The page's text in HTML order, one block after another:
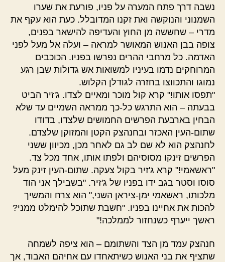
נשבה דרך פתח המערה על פניו, פורעת את שערו
השמנוני והנוקשה ואת זקנו המדובלל. כעת הוא עקף את
מדרי – שחששה מן החוץ והעדיפה להישאר בפנים,
צופה בבן האנוש המאושר למראה – ועלה אל מעל לפני
האדמה. כל מרחבי ההרים נפרשו בפניו. הכוכבים
המרוחקים נדמו בעיניו למשואות אש גדולות שבן רגע
נמוגו והתכווצו בחזרה לגודלן הקלוש.
"תפסו אותו!" קרא קול מוכר ומאיים לצדו. ג'זיר הביט
בבעתה – הוא התרגש כל-כך ממראה השמיים עד שלא
הבחין בארבעת הפרשים החמושים שלצדו, בדודו
שתום-העין האכזר ובחנהצק הקטן והמזוקן שלצדם.
לחנהצק הוא לא שם לב גם לאחר מכן, מכיוון ששני
הפרשים זינקו מסוסיהם ולפתו אותו, אחד מכל צד.
"ראשאמי!" קרא ג'זיר בקול צעקה. שתום-העין זינק מעל
סוסו וסטר בגב ידו בפניו של ג'זיר. "בשבילך אני הוד
מלכותו, ראשאמי ימן-ציראן השני," הוא צרח והמשיך
להכות את אחיינו בפניו. "חשבת שתוכל להימלט ממני?
ראשך ייערף כשנחזור לממלכה!"
חנהצק עמד מן הצד והשתומם – הוא ציפה לשמחה
שתציף את בני האנוש כשיתאחדו עם אחיהם האבוד, אך